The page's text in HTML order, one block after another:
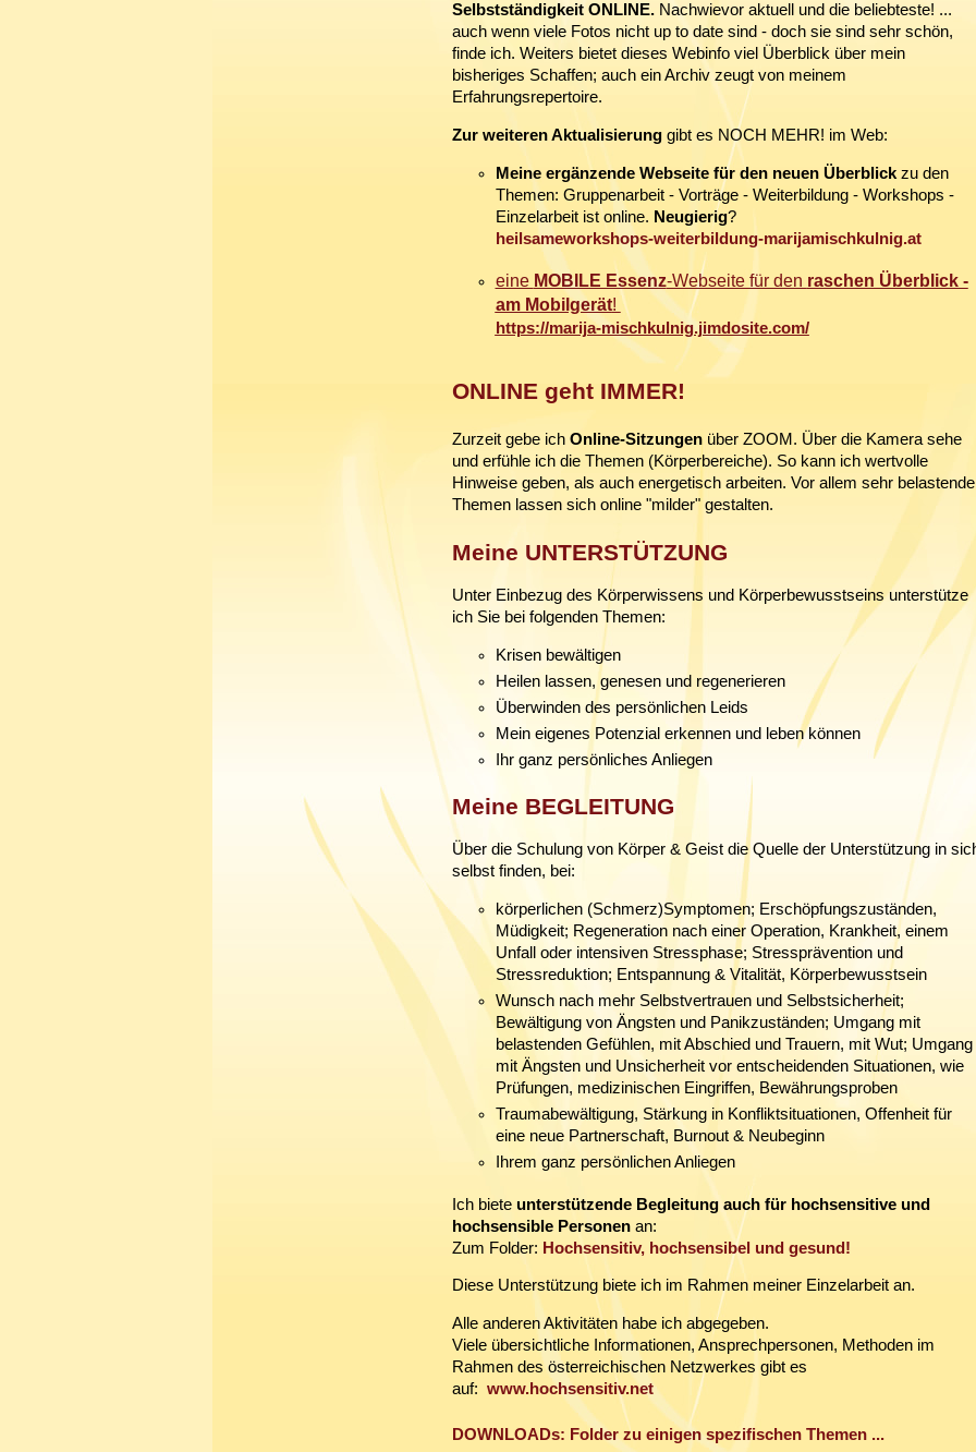
Selbstständigkeit ONLINE.Nachwievor aktuell und die beliebteste! ...
auch wenn viele Fotos nicht up to date sind - doch sie sind sehr schön,
finde ich. Weiters bietet dieses Webinfo viel Überblick über mein
bisheriges Schaffen; auch ein Archiv zeugt von meinem
Erfahrungsrepertoire.
Zur weiteren Aktualisierunggibt es NOCH MEHR! im Web:
Meine ergänzende Webseite für den neuen Überblickzu den
Themen: Gruppenarbeit - Vorträge - Weiterbildung - Workshops -
Einzelarbeit ist online. Neugierig?
heilsameworkshops-weiterbildung-marijamischkulnig.at
eine MOBILE Essenz-Webseite für den raschen Überblick -
am Mobilgerät!
https://marija-mischkulnig.jimdosite.com/
ONLINE geht IMMER!
Zurzeit gebe ich Online-Sitzungenüber ZOOM. Über die Kamera sehe
und erfühle ich die Themen (Körperbereiche). So kann ich wertvolle
Hinweise geben, als auch energetisch arbeiten. Vor allem sehr belastende
Themen lassen sich online "milder" gestalten.
Meine UNTERSTÜTZUNG
Unter Einbezug des Körperwissens und Körperbewusstseins unterstütze
ich Sie bei folgenden Themen:
Krisen bewältigen
Heilen lassen, genesen und regenerieren
Überwinden des persönlichen Leids
Mein eigenes Potenzial erkennen und leben können
Ihr ganz persönliches Anliegen
Meine BEGLEITUNG
Über die Schulung von Körper & Geist die Quelle der Unterstützung in
selbst finden, bei:
körperlichen (Schmerz)Symptomen; Erschöpfungszuständen,
Müdigkeit; Regeneration nach einer Operation, Krankheit, einem
Unfall oder intensiven Stressphase; Stressprävention und
Stressreduktion; Entspannung & Vitalität, Körperbewusstsein
Wunsch nach mehr Selbstvertrauen und Selbstsicherheit;
Bewältigung von Ängsten und Panikzuständen; Umgang mit
belastenden Gefühlen, mit Abschied und Trauern, mit Wut; Umgang
mit Ängsten und Unsicherheit vor entscheidenden Situationen, wie
Prüfungen, medizinischen Eingriffen, Bewährungsproben
Traumabewältigung, Stärkung in Konfliktsituationen, Offenheit für
eine neue Partnerschaft, Burnout & Neubeginn
Ihrem ganz persönlichen Anliegen
Ich biete unterstützende Begleitung auch für hochsensitive und
hochsensible Personenan:
Zum Folder: Hochsensitiv, hochsensibel und gesund!
Diese Unterstützung biete ich im Rahmen meiner Einzelarbeit an.
Alle anderen Aktivitäten habe ich abgegeben.
Viele übersichtliche Informationen, Ansprechpersonen, Methoden im
Rahmen des österreichischen Netzwerkes gibt es
auf: www.hochsensitiv.net
DOWNLOADs: Folder zu einigen spezifischen Themen ...